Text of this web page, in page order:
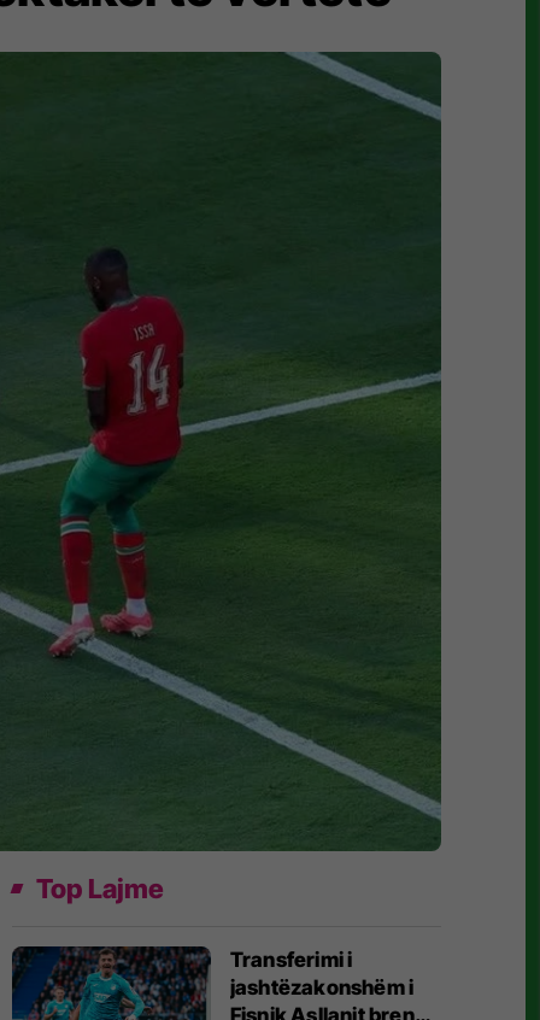
Top Lajme
Transferimi i
jashtëzakonshëm i